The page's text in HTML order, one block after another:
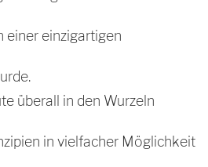
einer einzigartigen
überall in den Wurzeln
in vielfacher Möglichkeit